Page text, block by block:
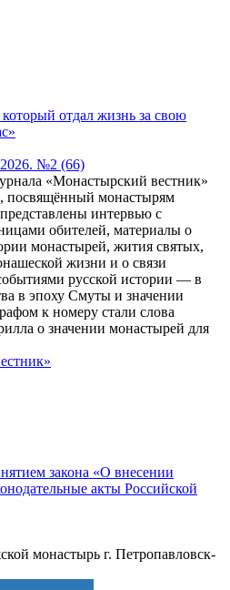
отдал жизнь за свою
№2 (66)
«Монастырский вестник»
посвящённый монастырям
интервью с
обителей, материалы о
монастырей, жития святых,
жизни и о связи
русской истории — в
в эпоху Смуты и значении
к номеру стали слова
о значении монастырей для
закона «О внесении
акты Российской
монастырь г. Петропавловск-